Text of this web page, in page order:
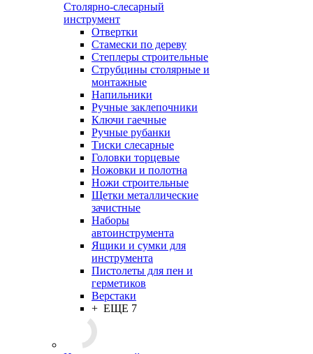
Столярно-слесарный
инструмент
Отвертки
Стамески по дереву
Степлеры строительные
Струбцины столярные и
монтажные
Напильники
Ручные заклепочники
Ключи гаечные
Ручные рубанки
Тиски слесарные
Головки торцевые
Ножовки и полотна
Ножи строительные
Щетки металлические
зачистные
Наборы
автоинструмента
Ящики и сумки для
инструмента
Пистолеты для пен и
герметиков
Верстаки
+ ЕЩЕ 7